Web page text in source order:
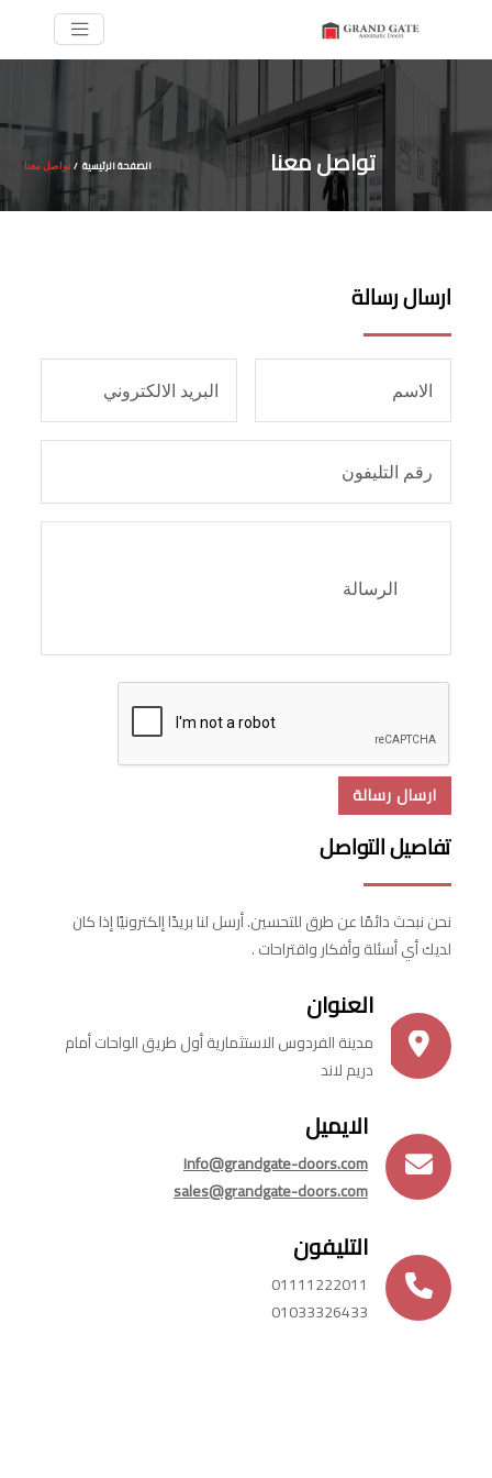
تواصل معنا الصفحة الرئيسية /تواصل معنا
ارسال رسالة
ارسال رسالة
تفاصيل التواصل
نحن نبحث دائمًا عن طرق للتحسين. أرسل لنا بريدًا إلكترونيًا إذا كان
لديك أي أسئلة وأفكار واقتراحات .
العنوان
مدينة الفردوس الاستثمارية أول طريق الواحات أمام
دريم لاند
الايميل
Info@grandgate-doors.com
sales@grandgate-doors.com
التليفون
01111222011
01033326433